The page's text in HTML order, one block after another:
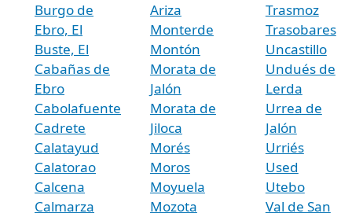
Burgo de
Ebro, El
Buste, El
Cabañas de
Ebro
Cabolafuente
Cadrete
Calatayud
Calatorao
Calcena
Calmarza
Ariza
Monterde
Montón
Morata de
Jalón
Morata de
Jiloca
Morés
Moros
Moyuela
Mozota
Trasmoz
Trasobares
Uncastillo
Undués de
Lerda
Urrea de
Jalón
Urriés
Used
Utebo
Val de San